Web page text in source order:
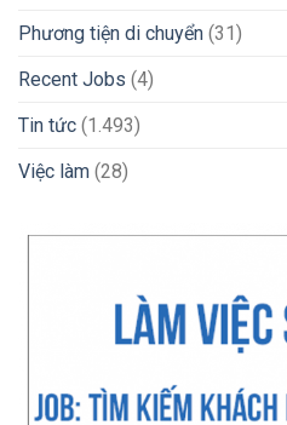
Phương tiện di chuyển (31)
Recent Jobs (4)
Tin tức (1.493)
Việc làm (28)